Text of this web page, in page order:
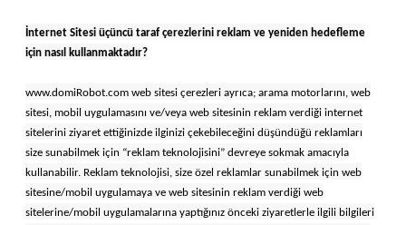
İnternet Sitesi üçüncü taraf çerezlerini reklam ve yeniden hedefleme
için nasıl kullanmaktadır?
www.domiRobot.com web sitesi çerezleri ayrıca; arama motorlarını, web
sitesi, mobil uygulamasını ve/veya web sitesinin reklam verdiği internet
sitelerini ziyaret ettiğinizde ilginizi çekebileceğini düşündüğü reklamları
size sunabilmek için “reklam teknolojisini” devreye sokmak amacıyla
kullanabilir. Reklam teknolojisi, size özel reklamlar sunabilmek için web
sitesine/mobil uygulamaya ve web sitesinin reklam verdiği web
sitelerine/mobil uygulamalarına yaptığınız önceki ziyaretlerle ilgili bilgileri